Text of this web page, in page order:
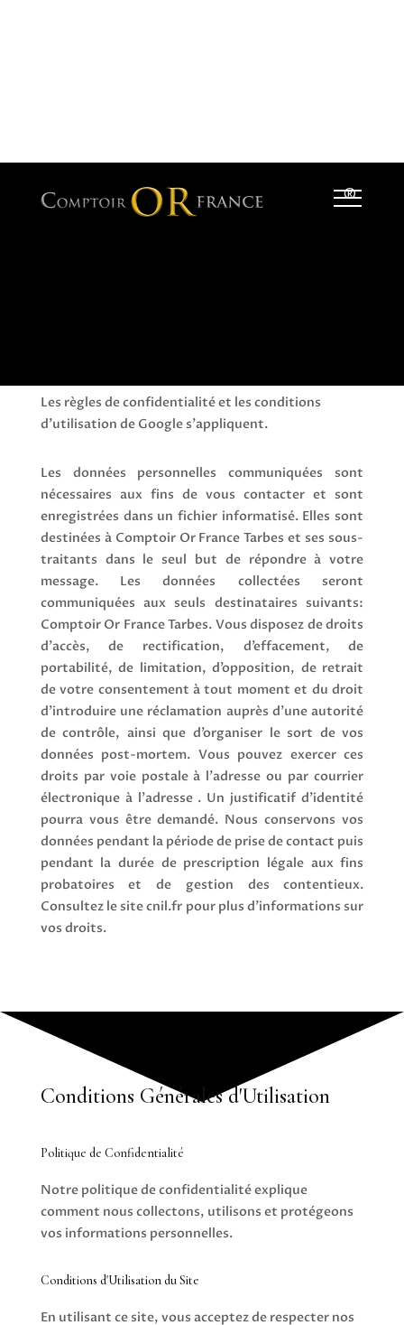
®
Les règles de confidentialité et les conditions
d’utilisation de Google s’appliquent.
Les données personnelles communiquées sont
nécessaires aux fins de vous contacter et sont
enregistrées dans un fichier informatisé. Elles sont
destinées à Comptoir Or France Tarbes et ses sous-
traitants dans le seul but de répondre à votre
message. Les données collectées seront
communiquées aux seuls destinataires suivants:
Comptoir Or France Tarbes. Vous disposez de droits
d’accès, de rectification, d’effacement, de
portabilité, de limitation, d’opposition, de retrait
de votre consentement à tout moment et du droit
d’introduire une réclamation auprès d’une autorité
de contrôle, ainsi que d’organiser le sort de vos
données post-mortem. Vous pouvez exercer ces
droits par voie postale à l’adresse ou par courrier
électronique à l’adresse . Un justificatif d’identité
pourra vous être demandé. Nous conservons vos
données pendant la période de prise de contact puis
pendant la durée de prescription légale aux fins
probatoires et de gestion des contentieux.
Consultez le site cnil.fr pour plus d’informations sur
vos droits.
Conditions Générales d'Utilisation
Politique de Confidentialité
Notre politique de confidentialité explique
comment nous collectons, utilisons et protégeons
vos informations personnelles.
Conditions d'Utilisation du Site
En utilisant ce site, vous acceptez de respecter nos